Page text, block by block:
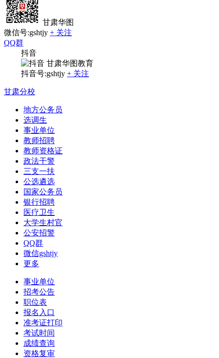
甘肃华图
微信号:gshtjy + 关注
QQ群
抖音
甘肃华图教育
抖音号:gshtjy + 关注
甘肃分校
地方公务员
选调生
事业单位
教师招聘
教师资格证
政法干警
三支一扶
公选遴选
国家公务员
银行招聘
医疗卫生
大学生村官
公安招警
QQ群
微信gshtjy
更多
事业单位
招考公告
职位表
报名入口
准考证打印
考试时间
成绩查询
资格复审